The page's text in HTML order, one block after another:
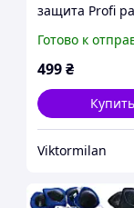
защита Profi
(0013/0336-2)
Готово к
499₴
Купить
Viktormilan